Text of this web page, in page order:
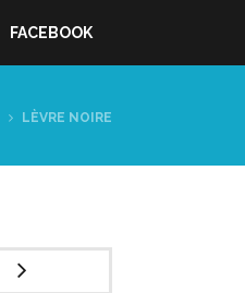
FACEBOOK
LÈVRE NOIRE